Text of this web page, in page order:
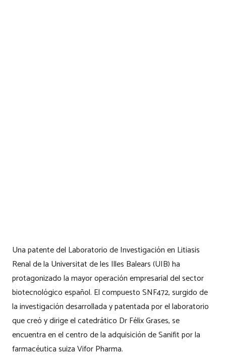
Una patente del Laboratorio de Investigación en Litiasis
Renal de la Universitat de les Illes Balears (UIB) ha
protagonizado la mayor operación empresarial del sector
biotecnológico español. El compuesto SNF472, surgido de
la investigación desarrollada y patentada por el laboratorio
que creó y dirige el catedrático Dr Félix Grases, se
encuentra en el centro de la adquisición de Sanifit por la
farmacéutica suiza Vifor Pharma.